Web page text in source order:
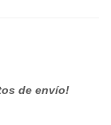
de envío!